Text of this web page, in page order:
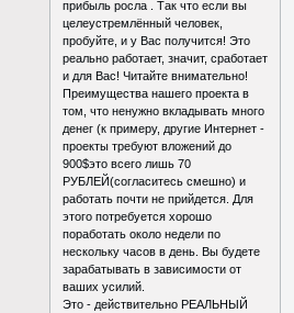
прибыль росла . Так что если вы
целеустремлённый человек,
пробуйте, и у Вас получится! Это
реально работает, значит, сработает
и для Вас! Читайте внимательно!
Преимущества нашего проекта в
том, что ненужно вкладывать много
денег (к примеру, другие Интернет -
проекты требуют вложений до
900$это всего лишь 70
РУБЛЕЙ(согласитесь смешно) и
работать почти не прийдется. Для
этого потребуется хорошо
поработать около недели по
нескольку часов в день. Вы будете
зарабатывать в зависимости от
ваших усилий.
Это - действительно РЕАЛЬНЫЙ